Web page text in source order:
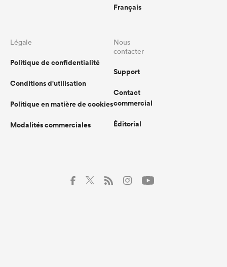
Français
Légale
Politique de confidentialité
Conditions d'utilisation
Politique en matière de cookies
Modalités commerciales
Nous
contacter
Support
Contact
commercial
Éditorial